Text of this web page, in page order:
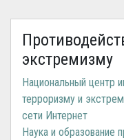
экстремизму
Национальный центр
терроризму и
сети Интернет
Наука и образование